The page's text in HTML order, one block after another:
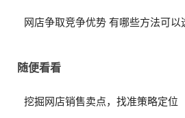
网店争取竞争优势 有哪些方法可以
随便看看
挖掘网店销售卖点，找准策略定位